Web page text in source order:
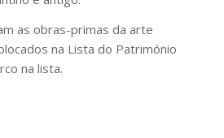
as obras-primas da arte
na Lista do Património
na lista.